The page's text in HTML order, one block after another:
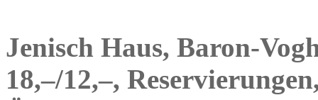
Jenisch Haus, Baron-
18,–/12,–,